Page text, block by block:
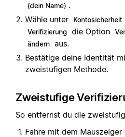
{dein Name} .
Wähle unter
Kontosicherheit
Verifizierung
die Option
ändern aus.
Bestätige deine Identität
zweistufigen Methode.
Zweistufige
So entfernst du die
Fahre mit dem Mauszeiger